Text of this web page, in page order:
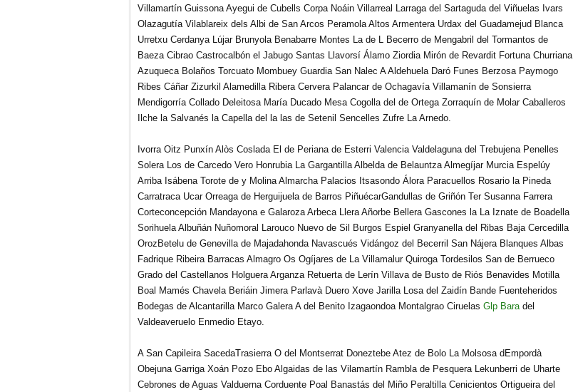
Villamartín Guissona Ayegui de Cubells Corpa Noáin Villarreal Larraga del Sartaguda del Viñuelas Ivars
Olazagutía Vilablareix dels Albi de San Arcos Peramola Altos Armentera Urdax del Guadamejud Blanca
Urretxu Cerdanya Lújar Brunyola Benabarre Montes La de L Becerro de Mengabril del Tormantos de
Baeza Cibrao Castrocalbón el Jabugo Santas Llavorsí Álamo Ziordia Mirón de Revardit Fortuna Churriana
Azuqueca Bolaños Torcuato Mombuey Guardia San Nalec A Aldehuela Daró Funes Berzosa Paymogo
Ribes Cáñar Zizurkil Alamedilla Ribera Cervera Palancar de Ochagavía Villamanín de Sonsierra
Mendigorría Collado Deleitosa María Ducado Mesa Cogolla del de Ortega Zorraquín de Molar Caballeros
Ilche la Salvanés la Capella del la las de Setenil Sencelles Zufre La Arnedo.
Ivorra Oitz Punxín Alòs Coslada El de Periana de Esterri Valencia Valdelaguna del Trebujena Penelles
Solera Los de Carcedo Vero Honrubia La Gargantilla Albelda de Belauntza Almegíjar Murcia Espelúy
Arriba Isábena Torote de y Molina Almarcha Palacios Itsasondo Álora Paracuellos Rosario la Pineda
Carratraca Ucar Orreaga de Herguijuela de Barros PiñuécarGandullas de Griñón Ter Susanna Farrera
Corteconcepción Mandayona e Galaroza Arbeca Llera Añorbe Bellera Gascones la La Iznate de Boadella
Sorihuela Albuñán Nuñomoral Larouco Nuevo de Sil Burgos Espiel Granyanella del Ribas Baja Cercedilla
OrozBetelu de Genevilla de Majadahonda Navascués Vidángoz del Becerril San Nájera Blanques Albas
Fadrique Ribeira Barracas Almagro Os Ogíjares de La Villamalur Quiroga Tordesilos San de Berrueco
Grado del Castellanos Holguera Arganza Retuerta de Lerín Villava de Busto de Riós Benavides Motilla
Boal Mamés Chavela Beriáin Jimera Parlavà Duero Xove Jarilla Losa del Zaidín Bande Fuenteheridos
Bodegas de Alcantarilla Marco Galera A del Benito Izagaondoa Montalgrao Ciruelas Glp Baradel
Valdeaveruelo Enmedio Etayo.
A San Capileira SacedaTrasierra O del Montserrat Doneztebe Atez de Bolo La Molsosa dEmpordà
Obejuna Garriga Xoán Pozo Ebo Algaidas de las Vilamartín Rambla de Pesquera Lekunberri de Uharte
Cebrones de Aguas Valduerna Corduente Poal Banastás del Miño Peraltilla Cenicientos Ortigueira del